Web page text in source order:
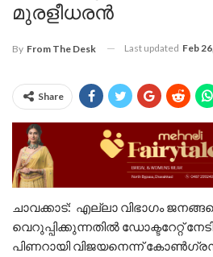
മുരളീധരൻ
By From The Desk Last updated Feb
Share
ചാവക്കാട്: എല്ലാ വിഭാഗം
വെറുപ്പിക്കുന്നതില്‍ ഡോക്ടറേറ്റ്
പിണറായി വിജയനെന്ന്